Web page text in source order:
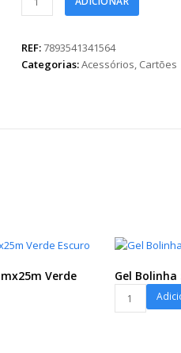
10pçs
Nude
REF:7893541341564
Categorias:Acessórios, Cartões
Verde
Gel
Bolinha